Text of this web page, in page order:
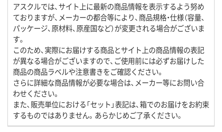
アスクルでは、サイト上に最新の商品情報を表示するよう努め
ておりますが、メーカーの都合等により、商品規格・仕様（容量、
パッケージ、原材料、原産国など）が変更される場合がございま
す。
このため、実際にお届けする商品とサイト上の商品情報の表記
が異なる場合がございますので、ご使用前には必ずお届けした
商品の商品ラベルや注意書きをご確認ください。
さらに詳細な商品情報が必要な場合は、メーカー等にお問い合
わせください。
また、販売単位における「セット」表記は、箱でのお届けをお約束
するものではありません。あらかじめご了承ください。